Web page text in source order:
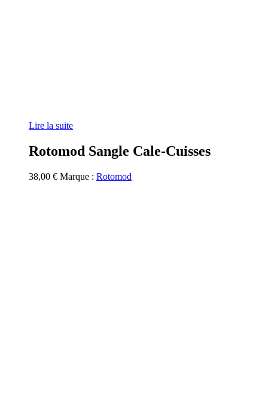
Lire la suite
Rotomod Sangle Cale-Cuisses
38,00 € Marque : Rotomod